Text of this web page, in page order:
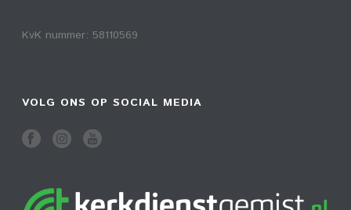
KvK nummer: 58110569
VOLG ONS OP SOCIAL MEDIA